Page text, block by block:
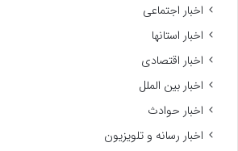
اخبار اجتماعی
اخبار استانها
اخبار اقتصادی
اخبار بین الملل
اخبار حوادث
اخبار رسانه و تلویزیون